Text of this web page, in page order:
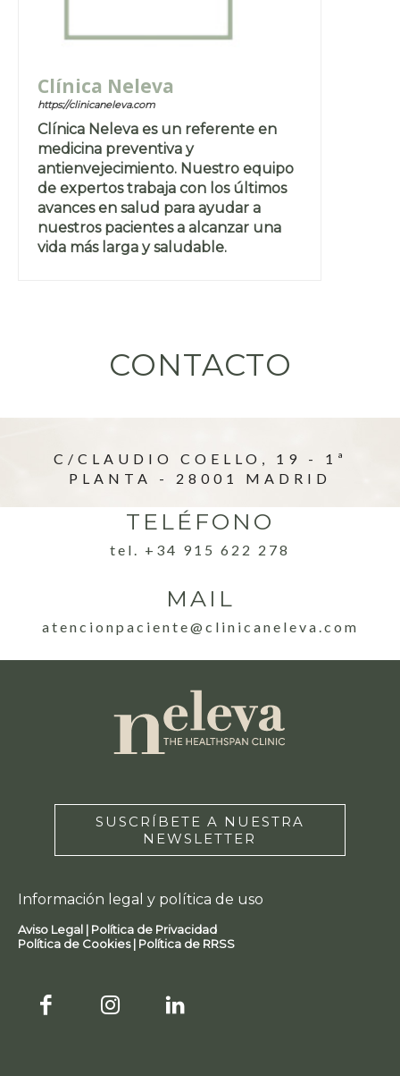
Clínica Neleva
https://clinicaneleva.com
Clínica Neleva es un referente en
medicina preventiva y
antienvejecimiento. Nuestro equipo
de expertos trabaja con los últimos
avances en salud para ayudar a
nuestros pacientes a alcanzar una
vida más larga y saludable.
CONTACTO
C/CLAUDIO COELLO, 19 - 1ª
PLANTA - 28001 MADRID
TELÉFONO
tel. +34 915 622 278
MAIL
atencionpaciente@clinicaneleva.com
SUSCRÍBETE A NUESTRA
NEWSLETTER
Información legal y política de uso
Aviso Legal | Política de Privacidad
Política de Cookies | Política de RRSS